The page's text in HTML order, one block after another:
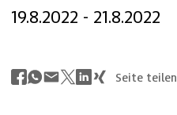
19.8.2022 - 21.8.2022
Seite teilen